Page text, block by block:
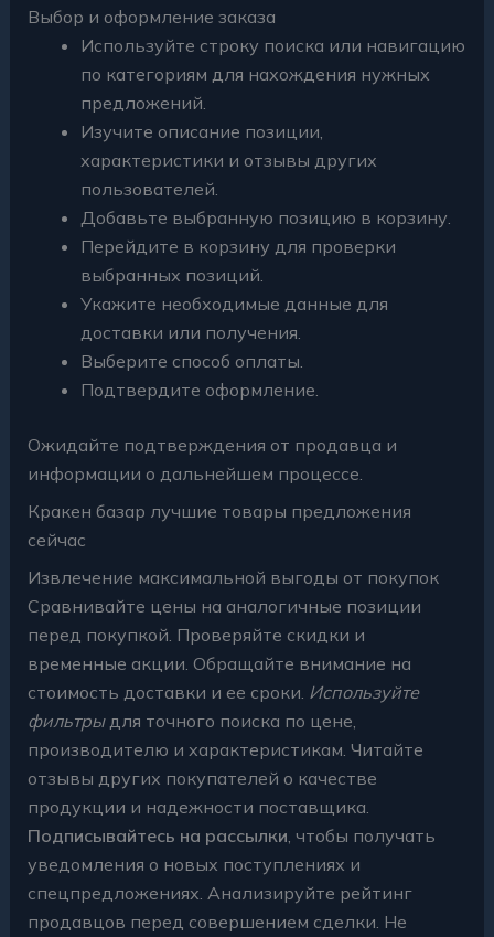
Выбор и оформление заказа
Используйте строку поиска или навигацию
по категориям для нахождения нужных
предложений.
Изучите описание позиции,
характеристики и отзывы других
пользователей.
Добавьте выбранную позицию в корзину.
Перейдите в корзину для проверки
выбранных позиций.
Укажите необходимые данные для
доставки или получения.
Выберите способ оплаты.
Подтвердите оформление.
Ожидайте подтверждения от продавца и
информации о дальнейшем процессе.
Кракен базар лучшие товары предложения
сейчас
Извлечение максимальной выгоды от покупок
Сравнивайте цены на аналогичные позиции
перед покупкой. Проверяйте скидки и
временные акции. Обращайте внимание на
стоимость доставки и ее сроки. Используйте
фильтрыдля точного поиска по цене,
производителю и характеристикам. Читайте
отзывы других покупателей о качестве
продукции и надежности поставщика.
Подписывайтесь на рассылки , чтобы получать
уведомления о новых поступлениях и
спецпредложениях. Анализируйте рейтинг
продавцов перед совершением сделки. Не